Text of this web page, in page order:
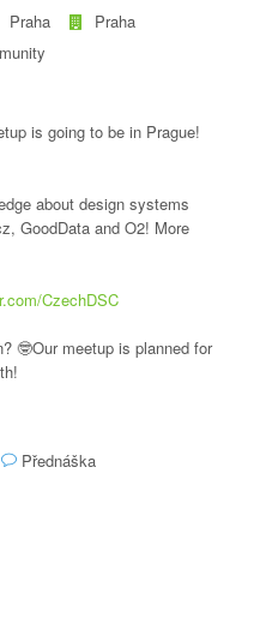
Praha
Praha
is going to be in Prague!
about design systems
GoodData and O2! More
CzechDSC
🤓Our meetup is planned for
Přednáška